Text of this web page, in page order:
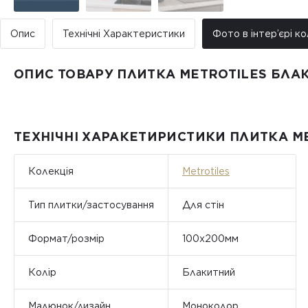
Опис Технічні Характеристики Фото в інтер’єрі
ОПИС ТОВАРУ ПЛИТКА METROTILES
ТЕХНІЧНІ ХАРАКЕТИРИСТИКИ ПЛИТКА
Колекція Metrotiles
Тип плитки/застосування Для стін
Формат/розмір 100x200мм
Колір Блакитний